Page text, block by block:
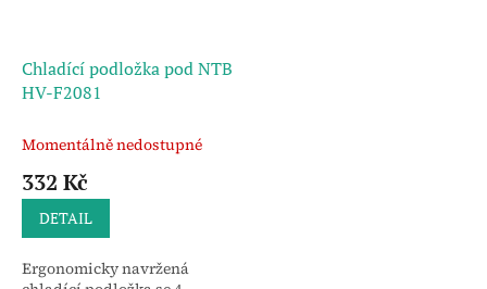
Chladící podložka pod NTB
HV-F2081
Momentálně nedostupné
332 Kč
DETAIL
Ergonomicky navržená